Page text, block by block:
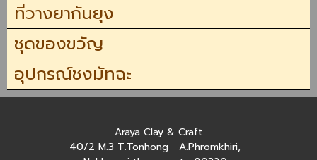
ที่วางยากันยุง
ชุดของขวัญ
อุปกรณ์ชงมัทฉะ
Araya Clay & Craft
40/2 M.3 T.Tonhong A.Phromkhiri,